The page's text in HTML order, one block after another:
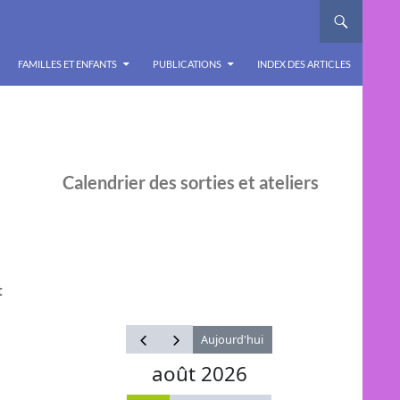
FAMILLES ET ENFANTS PUBLICATIONS INDEX DES ARTICLES
Calendrier des sorties et ateliers